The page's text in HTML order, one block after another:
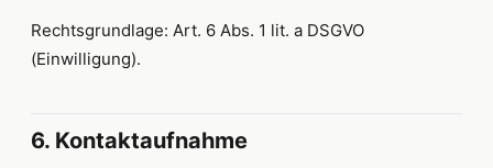
Rechtsgrundlage: Art. 6 Abs. 1 lit. a DSGVO
(Einwilligung).
6. Kontaktaufnahme